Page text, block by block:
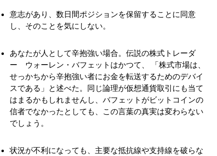
意志があり、数日間ポジションを保留することに同意
し、そのことを気にしない。
あなたが人として辛抱強い場合。伝説の株式トレーダ
ー ウォーレン・バフェットはかつて、 「株式市場は、
せっかちから辛抱強い者にお金を転送するためのデバイ
スである」と述べた。同じ論理が仮想通貨取引にも当て
はまるかもしれませんし、バフェットがビットコインの
信者でなかったとしても、この言葉の真実は変わらない
でしょう。
状況が不利になっても、主要な抵抗線や支持線を破らな